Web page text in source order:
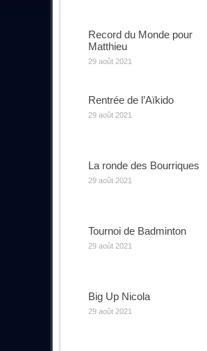
Record du Monde pour
Matthieu
29 août 2021
Rentrée de l’Aïkido
29 août 2021
La ronde des Bourriques
29 août 2021
Tournoi de Badminton
29 août 2021
Big Up Nicola
29 août 2021